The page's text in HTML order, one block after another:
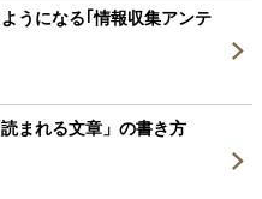
うになる｢情報収集アンテ
まれる文章」の書き方